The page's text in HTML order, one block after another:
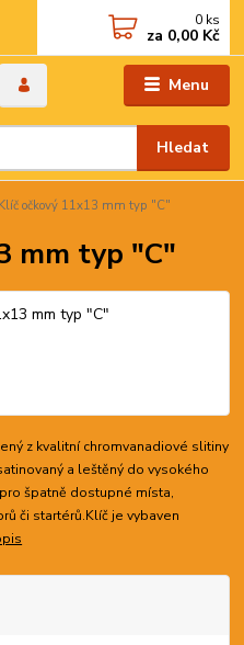
Menu
Hledat
0 ks
za 0,00 Kč
Klíč očkový 11x13 mm typ "C"
mm typ "C"
z kvalitní chromvanadiové slitiny
a leštěný do vysokého
špatně dostupné místa,
či startérů.Klíč je vybaven